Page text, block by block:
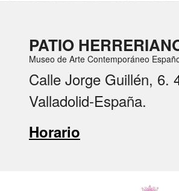
PATIO
Museo de Arte Contemporáneo
Calle Jorge Guillén, 6.
Valladolid-España.
Horario